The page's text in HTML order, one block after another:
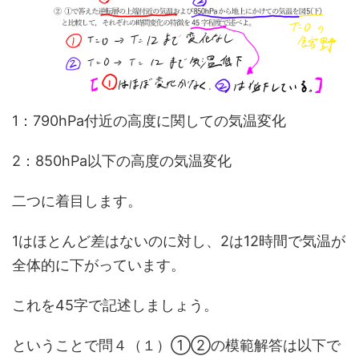
1：790hPa付近の高度に関しての気温変化
2：850hPa以下の高度の気温変化
二つに着目します。
1はほとんど差はないのに対し、2は12時間で気温が
全体的に下がっています。
これを45字で記述しましょう。
ということで問４（１）①②の模範解答は以下で